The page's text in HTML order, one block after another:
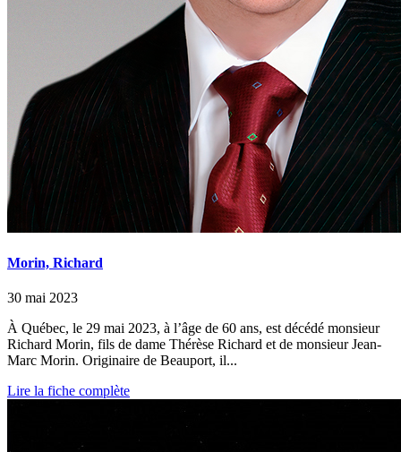
Morin, Richard
30 mai 2023
À Québec, le 29 mai 2023, à l’âge de 60 ans, est décédé monsieur
Richard Morin, fils de dame Thérèse Richard et de monsieur Jean-
Marc Morin. Originaire de Beauport, il...
Lire la fiche complète